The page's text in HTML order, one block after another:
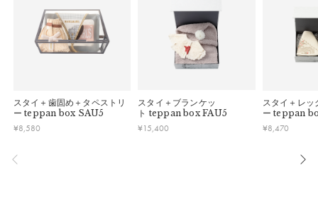
スタイ＋歯固め＋タペストリ
ー teppan box SAU5
¥8,580
スタイ＋ブランケッ
ト teppan box FAU5
¥15,400
スタイ＋レッ
ー teppan
¥8,470